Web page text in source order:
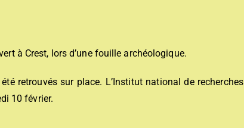
à Crest, lors d’une fouille archéologique.
retrouvés sur place. L’Institut national de recherches
10 février.